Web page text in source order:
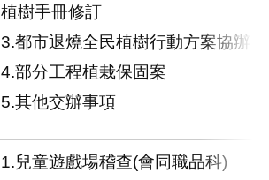
植樹手冊修訂
3.都市退燒全民植樹行動方案協辦
4.部分工程植栽保固案
5.其他交辦事項
1.兒童遊戲場稽查(會同職品科)